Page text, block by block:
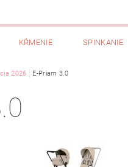
KŔMENIE SPINKANIE
2026 E-Priam 3.0